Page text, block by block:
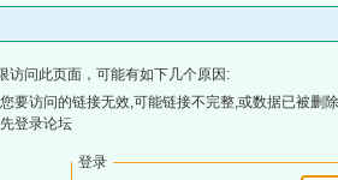
访问此页面，可能有如下几个原因:
要访问的链接无效,可能链接不完整,或数据已被删
登录论坛
登录